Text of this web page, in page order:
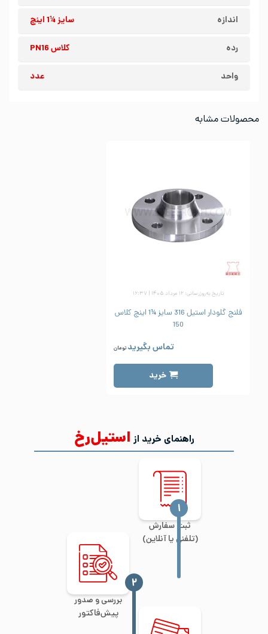
اندازه سایز ¼1 اینچ
رده کلاس PN16
واحد عدد
محصولات مشابه
تاریخ به‌روزرسانی: ۱۲ مرداد ۱۴۰۵ | ۱۶:۳۷
فلنج گلودار استیل 316 سایز ¼1 اینچ کلاس
150
تماس بگیرید تومان
خرید
راهنمای خرید از استیل‌رخ
ثبت سفارش
(تلفنی یا آنلاین)
‍۱
بررسی و صدور
پیش‌فاکتور
‍۲